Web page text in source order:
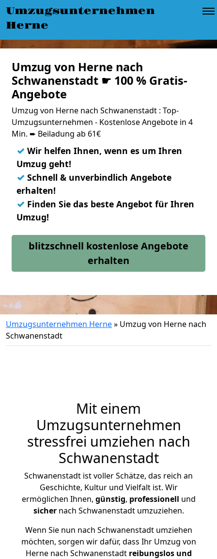
Umzugsunternehmen
Herne
Umzug von Herne nach
Schwanenstadt ☛ 100 % Gratis-
Angebote
Umzug von Herne nach Schwanenstadt : Top-
Umzugsunternehmen - Kostenlose Angebote in 4
Min. ➨ Beiladung ab 61€
✓ Wir helfen Ihnen, wenn es um Ihren
Umzug geht!
✓ Schnell & unverbindlich Angebote
erhalten!
✓ Finden Sie das beste Angebot für Ihren
Umzug!
blitzschnell kostenlose Angebote
erhalten
Umzugsunternehmen Herne» Umzug von Herne nach
Schwanenstadt
Mit einem
Umzugsunternehmen
stressfrei umziehen nach
Schwanenstadt
Schwanenstadt ist voller Schätze, das reich an
Geschichte, Kultur und Vielfalt ist. Wir
ermöglichen Ihnen, günstig, professionell und
sichernach Schwanenstadt umzuziehen.
Wenn Sie nun nach Schwanenstadt umziehen
möchten, sorgen wir dafür, dass Ihr Umzug von
Herne nach Schwanenstadt reibungslos und